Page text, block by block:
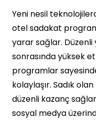
Yeni nesil
otel sadakat
yarar sağlar. Düzenli
sonrasında yüksek
programlar
kolaylaşır. Sadık
düzenli kazanç
sosyal medya